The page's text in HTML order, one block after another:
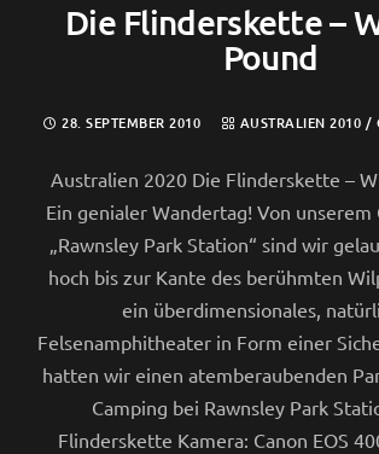
Die Flinderskette –
Pound
28. SEPTEMBER 2010 AUSTRALIEN 2010 /
Australien 2020 Die Flinderskette –
Ein genialer Wandertag! Von unserem
„Rawnsley Park Station“ sind wir
hoch bis zur Kante des berühmten
ein überdimensionales,
Felsenamphitheater in Form einer
hatten wir einen atemberaubenden
Camping bei Rawnsley Park
Flinderskette Kamera: Canon EOS